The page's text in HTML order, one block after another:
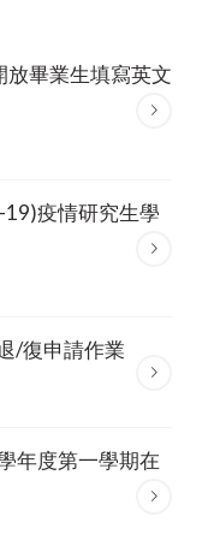
放畢業生填寫英文
疫情研究生學
/復申請作業
年度第一學期在